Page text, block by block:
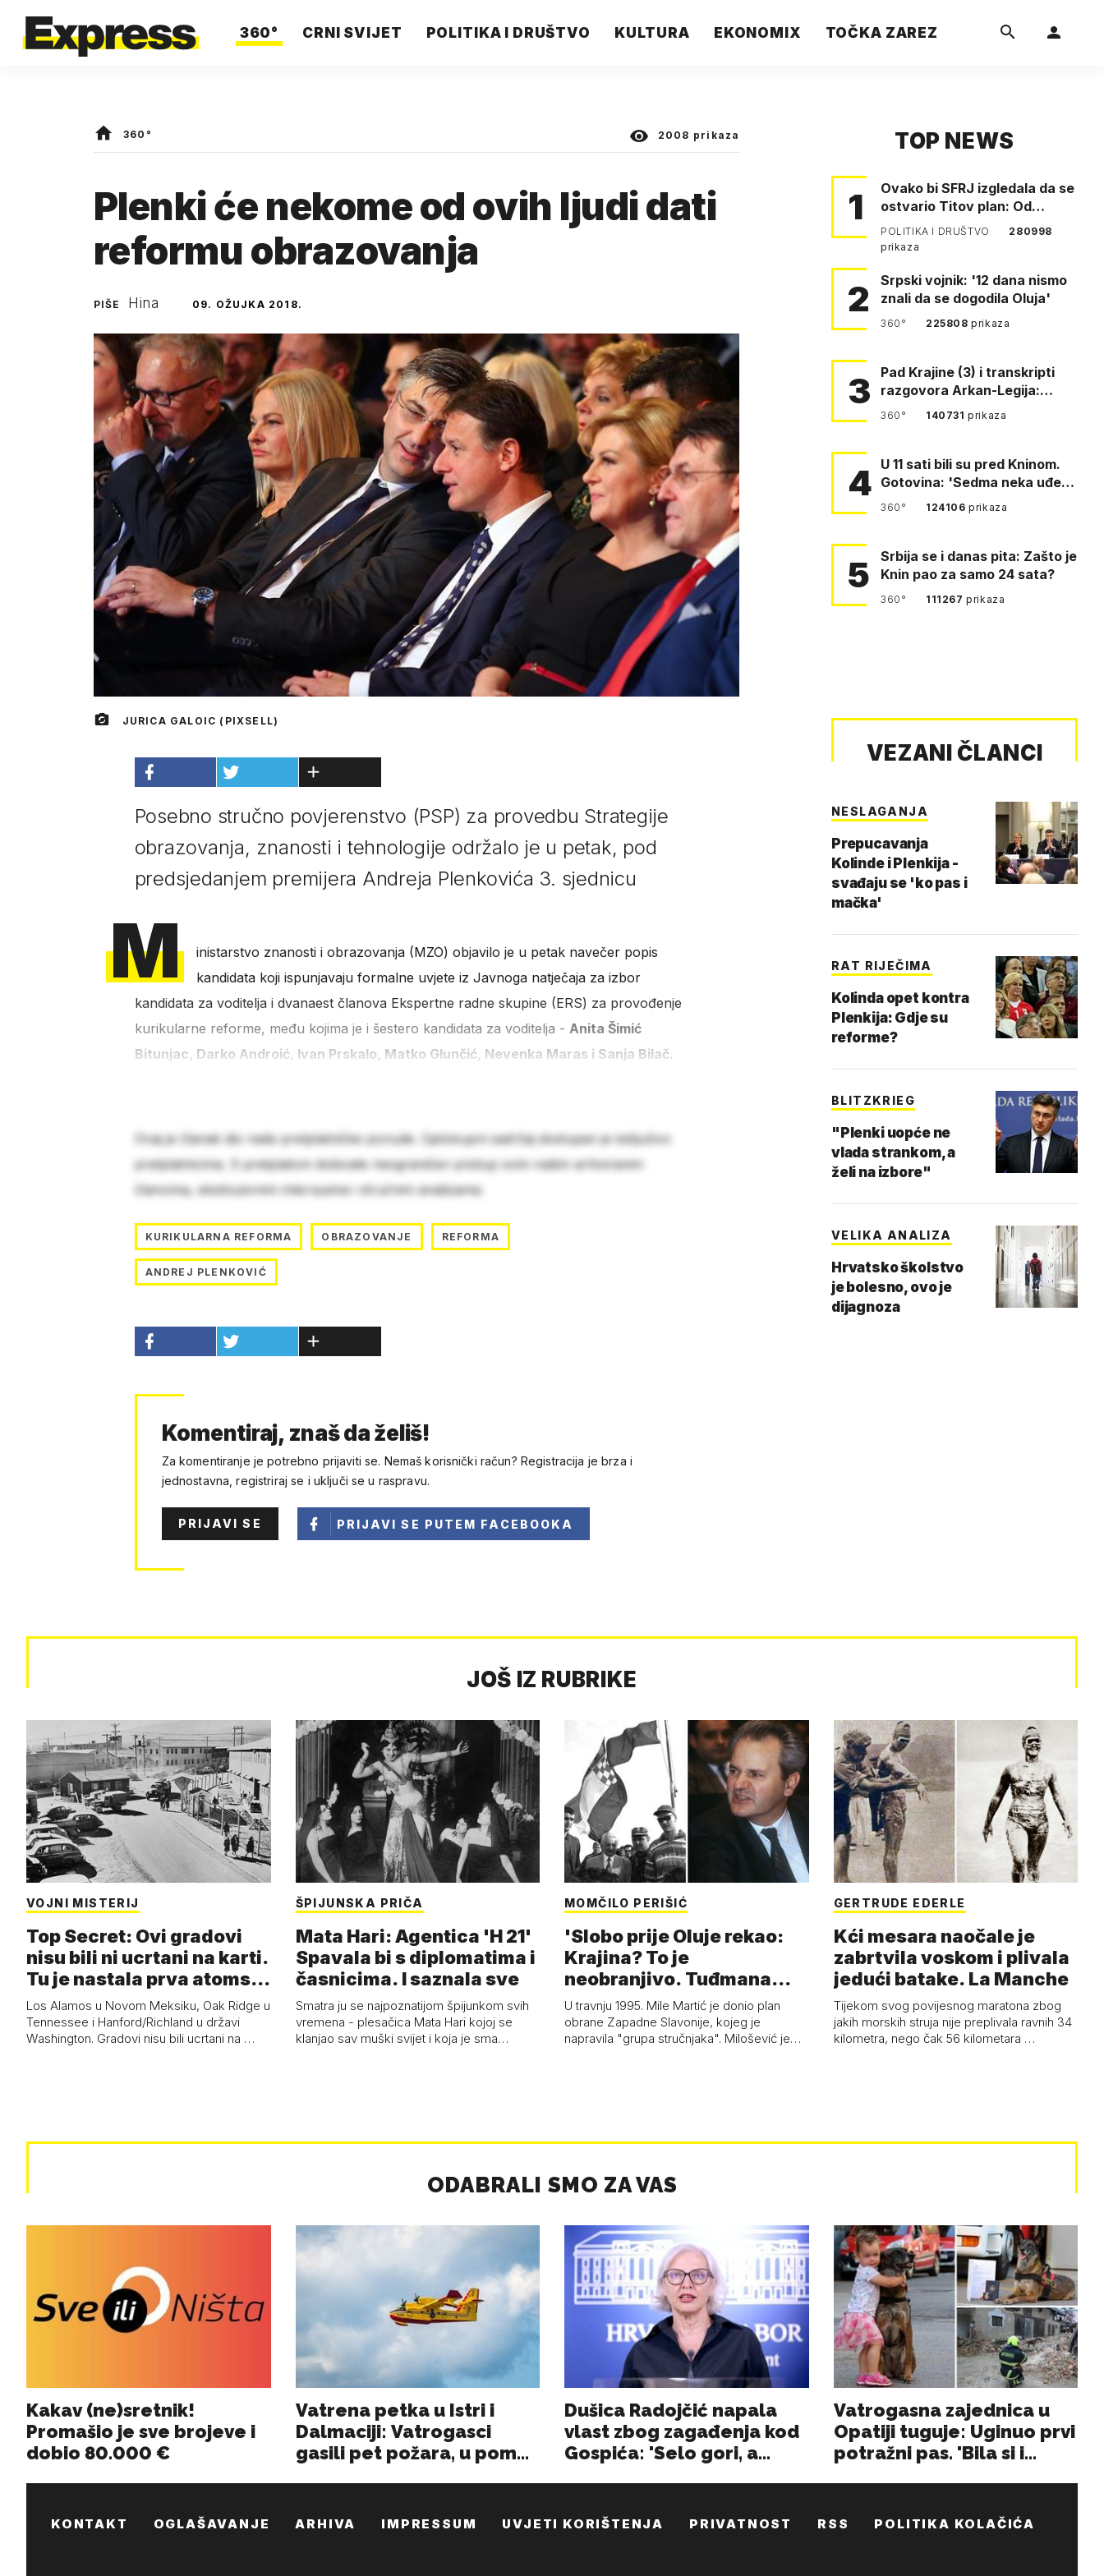
360° CRNI SVIJET POLITIKA I DRUŠTVO KULTURA EKONOMIX TOČKA ZAREZ
360° 2008 prikaza
Plenki će nekome od ovih ljudi dati
reformu obrazovanja
PIŠE Hina 09. OŽUJKA 2018.
JURICA GALOIC (PIXSELL)
Posebno stručno povjerenstvo (PSP) za provedbu Strategije
obrazovanja, znanosti i tehnologije održalo je u petak, pod
predsjedanjem premijera Andreja Plenkovića 3. sjednicu
M
inistarstvo znanosti i obrazovanja (MZO) objavilo je u petak navečer popis
kandidata koji ispunjavaju formalne uvjete iz Javnoga natječaja za izbor
kandidata za voditelja i dvanaest članova Ekspertne radne skupine (ERS) za provođenje
kurikularne reforme, među kojima je i šestero kandidata za voditelja - Anita Šimić
Bitunjac, Darko Androić, Ivan Prskalo, Matko Glunčić, Nevenka Maras i Sanja Bilač.
Ovaj je članak dio naše pretplatničke ponude. Cjelokupni sadržaj dostupan je isključivo
pretplatnicima. S pretplatom dobivate neograničen pristup svim našim arhiviranim
člancima, ekskluzivnim intervjuima i stručnim analizama.
KURIKULARNA REFORMA OBRAZOVANJE REFORMA
ANDREJ PLENKOVIĆ
Komentiraj, znaš da želiš!
Za komentiranje je potrebno prijaviti se. Nemaš korisnički račun? Registracija je brza i
jednostavna, registriraj se i uključi se u raspravu.
PRIJAVI SE PRIJAVI SE PUTEM FACEBOOKA
TOP NEWS
1
Ovako bi SFRJ izgledala da se
ostvario Titov plan: Od
Klagenfurta do Istanbula!
POLITIKA I DRUŠTVO
280998
prikaza
2
Srpski vojnik: '12 dana nismo
znali da se dogodila Oluja'
360° 225808prikaza
3
Pad Krajine (3) i transkripti
razgovora Arkan-Legija:
'Čujem, prelazite ustašam…
360° 140731prikaza
4 U 11 sati bili su pred Kninom.
Gotovina: 'Sedma neka uđe,
4. gardijska neka g…
360° 124106prikaza
5
Srbija se i danas pita: Zašto je
Knin pao za samo 24 sata?
360° 111267prikaza
VEZANI ČLANCI
NESLAGANJA
Prepucavanja
Kolinde i Plenkija -
svađaju se 'ko pas i
mačka'
RAT RIJEČIMA
Kolinda opet kontra
Plenkija: Gdje su
reforme?
BLITZKRIEG
"Plenki uopće ne
vlada strankom, a
želi na izbore"
VELIKA ANALIZA
Hrvatsko školstvo
je bolesno, ovo je
dijagnoza
JOŠ IZ RUBRIKE
VOJNI MISTERIJ
Top Secret: Ovi gradovi
nisu bili ni ucrtani na karti.
Tu je nastala prva atoms…
Los Alamos u Novom Meksiku, Oak Ridge u
Tennessee i Hanford/Richland u državi
Washington. Gradovi nisu bili ucrtani na …
ŠPIJUNSKA PRIČA
Mata Hari: Agentica 'H 21'
Spavala bi s diplomatima i
časnicima. I saznala sve
Smatra ju se najpoznatijom špijunkom svih
vremena - plesačica Mata Hari kojoj se
klanjao sav muški svijet i koja je sma…
MOMČILO PERIŠIĆ
'Slobo prije Oluje rekao:
Krajina? To je
neobranjivo. Tuđmana
zvao Krivousti'
U travnju 1995. Mile Martić je donio plan
obrane Zapadne Slavonije, kojeg je
napravila "grupa stručnjaka". Milošević je…
GERTRUDE EDERLE
Kći mesara naočale je
zabrtvila voskom i plivala
jedući batake. La Manche
Tijekom svog povijesnog maratona zbog
jakih morskih struja nije preplivala ravnih 34
kilometra, nego čak 56 kilometara …
KONTAKT OGLAŠAVANJE ARHIVA IMPRESSUM UVJETI KORIŠTENJA PRIVATNOST RSS POLITIKA KOLAČIĆA